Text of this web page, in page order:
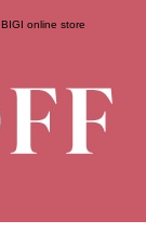
BIGI online store